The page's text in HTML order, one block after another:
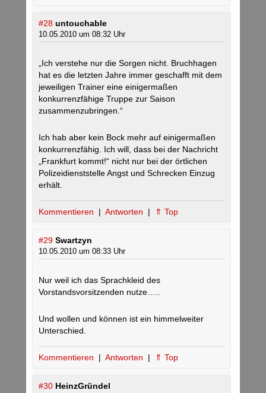
#28 untouchable
10.05.2010 um 08:32 Uhr
„Ich verstehe nur die Sorgen nicht. Bruchhagen
hat es die letzten Jahre immer geschafft mit dem
jeweiligen Trainer eine einigermaßen
konkurrenzfähige Truppe zur Saison
zusammenzubringen.“
Ich hab aber kein Bock mehr auf einigermaßen
konkurrenzfähig. Ich will, dass bei der Nachricht
„Frankfurt kommt!“ nicht nur bei der örtlichen
Polizeidienststelle Angst und Schrecken Einzug
erhält.
Kommentieren | Antworten | ⇑ Top
#29 Swartzyn
10.05.2010 um 08:33 Uhr
Nur weil ich das Sprachkleid des
Vorstandsvorsitzenden nutze…..
Und wollen und können ist ein himmelweiter
Unterschied.
Kommentieren | Antworten | ⇑ Top
#30 HeinzGründel